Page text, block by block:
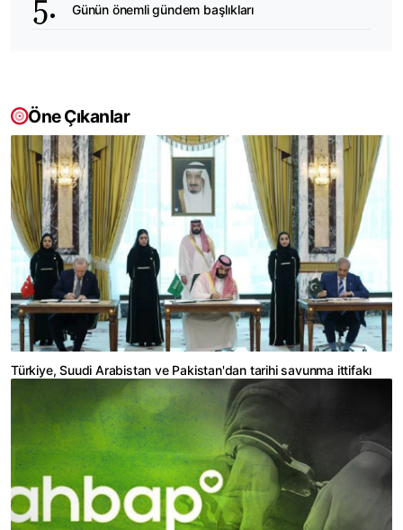
Günün önemli gündem başlıkları
Öne Çıkanlar
Türkiye, Suudi Arabistan ve Pakistan'dan tarihi savunma ittifakı